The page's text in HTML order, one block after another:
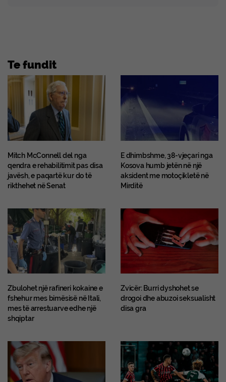
Te fundit
Mitch McConnell del nga
qendra e rehabilitimit pas disa
javësh, e paqartë kur do të
rikthehet në Senat
E dhimbshme, 38-vjeçari nga
Kosova humb jetën në një
aksident me motoçikletë në
Mirditë
Zbulohet një rafineri kokaine e
fshehur mes bimësisë në Itali,
mes të arrestuarve edhe një
shqiptar
Zvicër: Burri dyshohet se
drogoi dhe abuzoi seksualisht
disa gra